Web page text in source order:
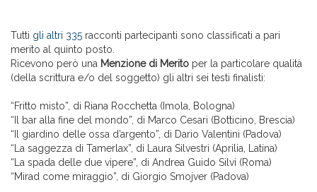
Tutti gli altri 335 racconti partecipanti sono classificati a pari
merito al quinto posto.
Ricevono però una Menzione di Merito per la particolare qualità
(della scrittura e/o del soggetto) gli altri sei testi finalisti:
“Fritto misto”, di Riana Rocchetta (Imola, Bologna)
“Il bar alla fine del mondo”, di Marco Cesari (Botticino, Brescia)
“Il giardino delle ossa d’argento”, di Dario Valentini (Padova)
“La saggezza di Tamerlax”, di Laura Silvestri (Aprilia, Latina)
“La spada delle due vipere”, di Andrea Guido Silvi (Roma)
“Mirad come miraggio”, di Giorgio Smojver (Padova)